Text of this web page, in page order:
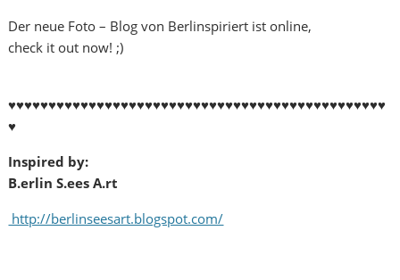
Der neue Foto – Blog von Berlinspiriert ist online,
check it out now! ;)
♥♥♥♥♥♥♥♥♥♥♥♥♥♥♥♥♥♥♥♥♥♥♥♥♥♥♥♥♥♥♥♥♥♥♥♥♥♥♥♥♥♥♥♥♥♥♥
♥
Inspired by:
B.erlin S.ees A.rt
http://berlinseesart.blogspot.com/